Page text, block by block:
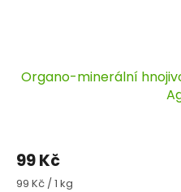
Organo-minerální
99 Kč
Měrná
99 Kč / 1 kg